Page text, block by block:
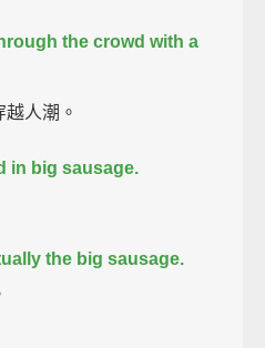
the crowd with a
人潮。
in big sausage.
the big sausage.